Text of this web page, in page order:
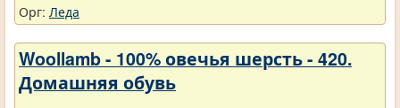
Орг: Леда
Woollamb - 100% овечья шерсть - 420.
Домашняя обувь